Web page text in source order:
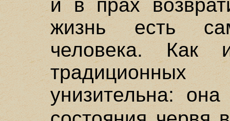
и в прах
жизнь есть
человека. Как
традиционных
унизительна: